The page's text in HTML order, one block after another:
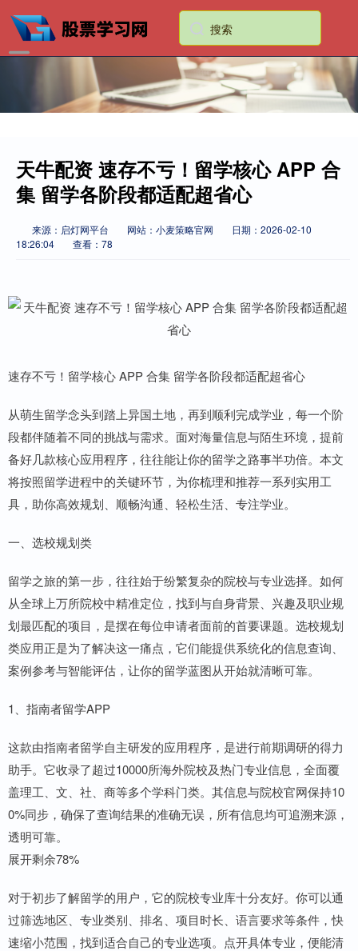
天牛配资 速存不亏！留学核心 APP 合
集 留学各阶段都适配超省心
来源：启灯网平台 网站：小麦策略官网
日期：2026-02-10
18:26:04
查看：78
速存不亏！留学核心 APP 合集 留学各阶段都适配超省心
从萌生留学念头到踏上异国土地，再到顺利完成学业，每一个阶
段都伴随着不同的挑战与需求。面对海量信息与陌生环境，提前
备好几款核心应用程序，往往能让你的留学之路事半功倍。本文
将按照留学进程中的关键环节，为你梳理和推荐一系列实用工
具，助你高效规划、顺畅沟通、轻松生活、专注学业。
一、选校规划类
留学之旅的第一步，往往始于纷繁复杂的院校与专业选择。如何
从全球上万所院校中精准定位，找到与自身背景、兴趣及职业规
划最匹配的项目，是摆在每位申请者面前的首要课题。选校规划
类应用正是为了解决这一痛点，它们能提供系统化的信息查询、
案例参考与智能评估，让你的留学蓝图从开始就清晰可靠。
1、指南者留学APP
这款由指南者留学自主研发的应用程序，是进行前期调研的得力
助手。它收录了超过10000所海外院校及热门专业信息，全面覆
盖理工、文、社、商等多个学科门类。其信息与院校官网保持10
0%同步，确保了查询结果的准确无误，所有信息均可追溯来源，
透明可靠。
展开剩余78%
对于初步了解留学的用户，它的院校专业库十分友好。你可以通
过筛选地区、专业类别、排名、项目时长、语言要求等条件，快
速缩小范围，找到适合自己的专业选项。点开具体专业，便能清